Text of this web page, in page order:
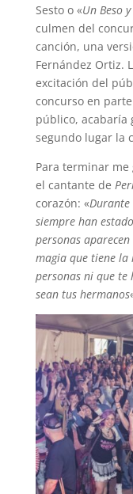
Sesto o «Un Beso
culmen del
canción, una
Fernández Ortiz.
excitación del
concurso en
público, acabaría
segundo lugar la
Para terminar
el cantante de
corazón: «Durante
siempre han
personas
magia que tiene la
personas ni que te
sean tus hermanos